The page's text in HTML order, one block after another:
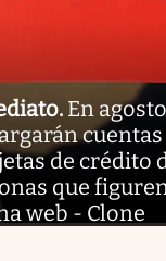
. En
de crédito
que
web - Clone